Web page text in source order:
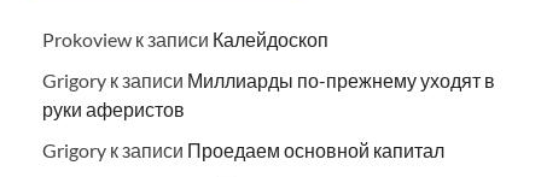
Prokoview к записи Калейдоскоп
Grigory к записи Миллиарды по-прежнему уходят в
руки аферистов
Grigory к записи Проедаем основной капитал